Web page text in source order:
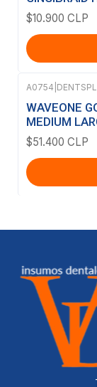
$10.900 CLP
A0754
WAVEONE
MEDIUM
$51.400 CLP